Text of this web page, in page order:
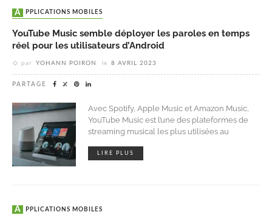
APPLICATIONS MOBILES
YouTube Music semble déployer les paroles en temps
réel pour les utilisateurs d’Android
par YOHANN POIRON le 8 AVRIL 2023
PARTAGE
Avec Spotify, Apple Music et Amazon Music,
YouTube Music est l’une des plateformes de
streaming musical les plus utilisées au
LIRE PLUS
APPLICATIONS MOBILES